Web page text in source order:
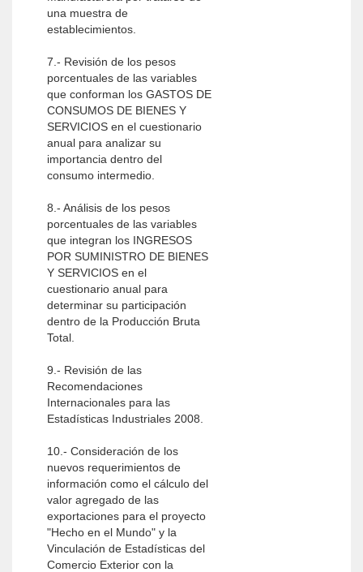
una muestra de
establecimientos.
7.- Revisión de los pesos
porcentuales de las variables
que conforman los GASTOS DE
CONSUMOS DE BIENES Y
SERVICIOS en el cuestionario
anual para analizar su
importancia dentro del
consumo intermedio.
8.- Análisis de los pesos
porcentuales de las variables
que integran los INGRESOS
POR SUMINISTRO DE BIENES
Y SERVICIOS en el
cuestionario anual para
determinar su participación
dentro de la Producción Bruta
Total.
9.- Revisión de las
Recomendaciones
Internacionales para las
Estadísticas Industriales 2008.
10.- Consideración de los
nuevos requerimientos de
información como el cálculo del
valor agregado de las
exportaciones para el proyecto
"Hecho en el Mundo" y la
Vinculación de Estadísticas del
Comercio Exterior con la